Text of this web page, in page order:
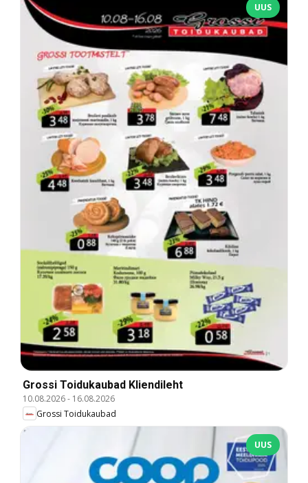
UUS
Grossi Toidukaubad Kliendileht
10.08.2026- 16.08.2026
Grossi Toidukaubad
UUS